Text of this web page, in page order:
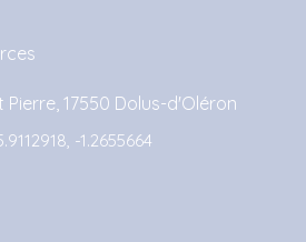
Pierre, 17550 Dolus-d'Oléron
-1.2655664